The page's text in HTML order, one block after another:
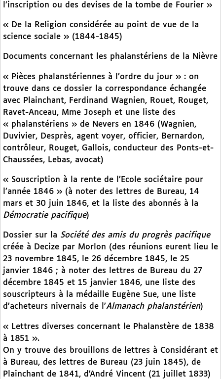
l’inscription ou des devises de la tombe de Fourier »
« De la Religion considérée au point de vue de la
science sociale » (1844-1845)
Documents concernant les phalanstériens de la Nièvre
« Pièces phalanstériennes à l’ordre du jour » : on
trouve dans ce dossier la correspondance échangée
avec Plainchant, Ferdinand Wagnien, Rouet, Rouget,
Ravet-Anceau, Mme Joseph et une liste des
« phalanstériens » de Nevers en 1846 (Wagnien,
Duvivier, Desprès, agent voyer, officier, Bernardon,
contrôleur, Rouget, Gallois, conducteur des Ponts-et-
Chaussées, Lebas, avocat)
« Souscription à la rente de l’Ecole sociétaire pour
l’année 1846 » (à noter des lettres de Bureau, 14
mars et 30 juin 1846, et la liste des abonnés à la
Démocratie pacifique)
Dossier sur la Société des amis du progrès pacifique
créée à Decize par Morlon (des réunions eurent lieu le
23 novembre 1845, le 26 décembre 1845, le 25
janvier 1846 ; à noter des lettres de Bureau du 27
décembre 1845 et 15 janvier 1846, une liste des
souscripteurs à la médaille Eugène Sue, une liste
d’acheteurs nivernais de l’Almanach phalanstérien)
« Lettres diverses concernant le Phalanstère de 1838
à 1851 ».
On y trouve des brouillons de lettres à Considérant et
à Bureau, des lettres de Bureau (23 juin 1845), de
Plainchant de 1841, d’André Vincent (21 juillet 1833)